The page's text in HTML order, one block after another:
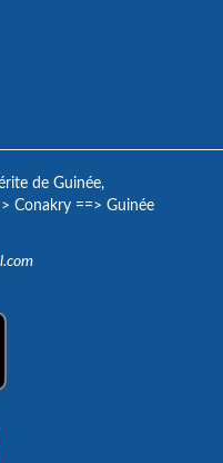
de Guinée,
Conakry ==> Guinée